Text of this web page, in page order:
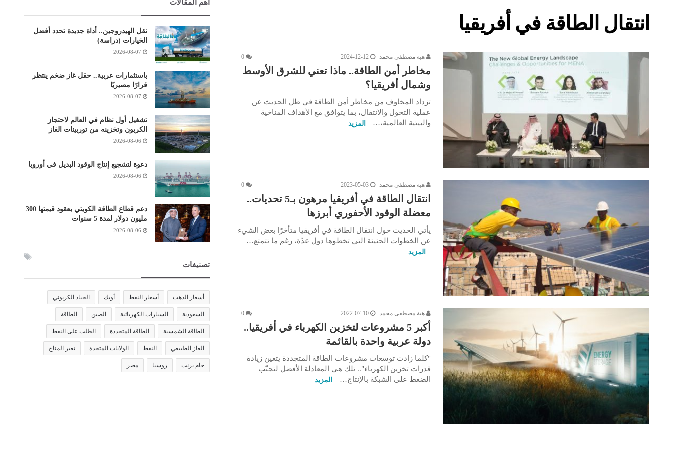
انتقال الطاقة في أفريقيا
هبة مصطفى محمد 2024-12-12
0
مخاطر أمن الطاقة.. ماذا تعني للشرق الأوسط
وشمال أفريقيا؟
تزداد المخاوف من مخاطر أمن الطاقة في ظل الحديث عن
عملية التحول والانتقال، بما يتوافق مع الأهداف المناخية
والبيئية العالمية،…
المزيد
هبة مصطفى محمد 2023-05-03
0
انتقال الطاقة في أفريقيا مرهون بـ5 تحديات..
معضلة الوقود الأحفوري أبرزها
يأتي الحديث حول انتقال الطاقة في أفريقيا متأخرًا بعض الشيء
عن الخطوات الحثيثة التي تخطوها دول عدّة، رغم ما تتمتع…
المزيد
هبة مصطفى محمد 2022-07-10
0
أكبر 5 مشروعات لتخزين الكهرباء في أفريقيا..
دولة عربية واحدة بالقائمة
"كلما زادت توسعات مشروعات الطاقة المتجددة يتعين زيادة
قدرات تخزين الكهرباء".. تلك هي المعادلة الأفضل لتجنّب
الضغط على الشبكة بالإنتاج…
المزيد
أهم المقالات
نقل الهيدروجين.. أداة جديدة تحدد أفضل
الخيارات (دراسة)
2026-08-07
باستثمارات عربية.. حقل غاز ضخم ينتظر
قرارًا مصيريًا
2026-08-07
تشغيل أول نظام في العالم لاحتجاز
الكربون وتخزينه من توربينات الغاز
2026-08-06
دعوة لتشجيع إنتاج الوقود البديل في أوروبا
2026-08-06
دعم قطاع الطاقة الكويتي بعقود قيمتها 300
مليون دولار لمدة 5 سنوات
2026-08-06
تصنيفات
أسعار الذهب أسعار النفط أوبك الحياد الكربوني
السعودية السيارات الكهربائية الصين الطاقة
الطاقة الشمسية الطاقة المتجددة الطلب على النفط
الغاز الطبيعي النفط الولايات المتحدة تغير المناخ
خام برنت روسيا مصر